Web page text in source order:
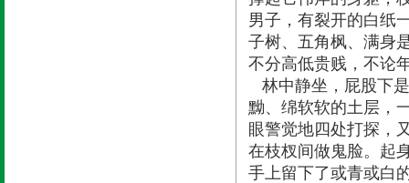
男子，有裂开的白纸
子树、五角枫、满身
不分高低贵贱，不论
林中静坐，屁股下
黝、绵软软的土层，
眼警觉地四处打探，
在枝杈间做鬼脸。起
手上留下了或青或白